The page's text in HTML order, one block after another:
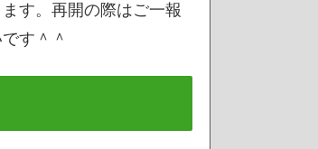
す。再開の際はご一報
す＾＾